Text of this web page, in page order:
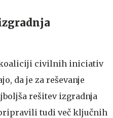
koaliciji civilnih iniciativ
da je za reševanje
rešitev izgradnja
tudi več ključnih